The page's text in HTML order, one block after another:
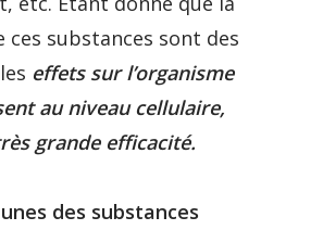
ces substances sont des
effets sur l’organisme
au niveau cellulaire,
grande efficacité.
des substances